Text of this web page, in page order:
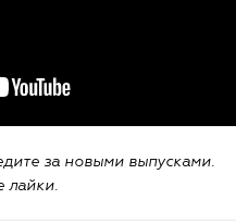
за новыми выпусками.
лайки.